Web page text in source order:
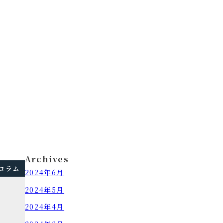
ラム
Archives
2024年6月
2024年5月
2024年4月